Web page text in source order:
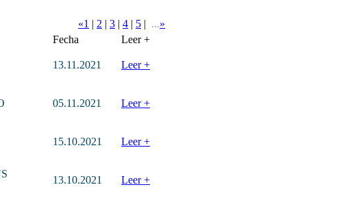
«1 | 2 | 3 | 4 | 5 | ...»
Fecha Leer +
13.11.2021 Leer +
05.11.2021 Leer +
15.10.2021 Leer +
13.10.2021 Leer +